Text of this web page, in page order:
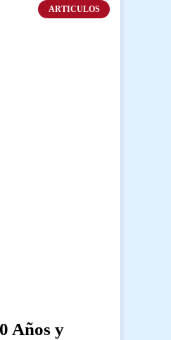
ARTICULOS
Años y